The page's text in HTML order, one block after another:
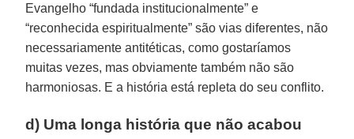
Evangelho “fundada institucionalmente” e
“reconhecida espiritualmente” são vias diferentes, não
necessariamente antitéticas, como gostaríamos
muitas vezes, mas obviamente também não são
harmoniosas. E a história está repleta do seu conflito.
d) Uma longa história que não acabou